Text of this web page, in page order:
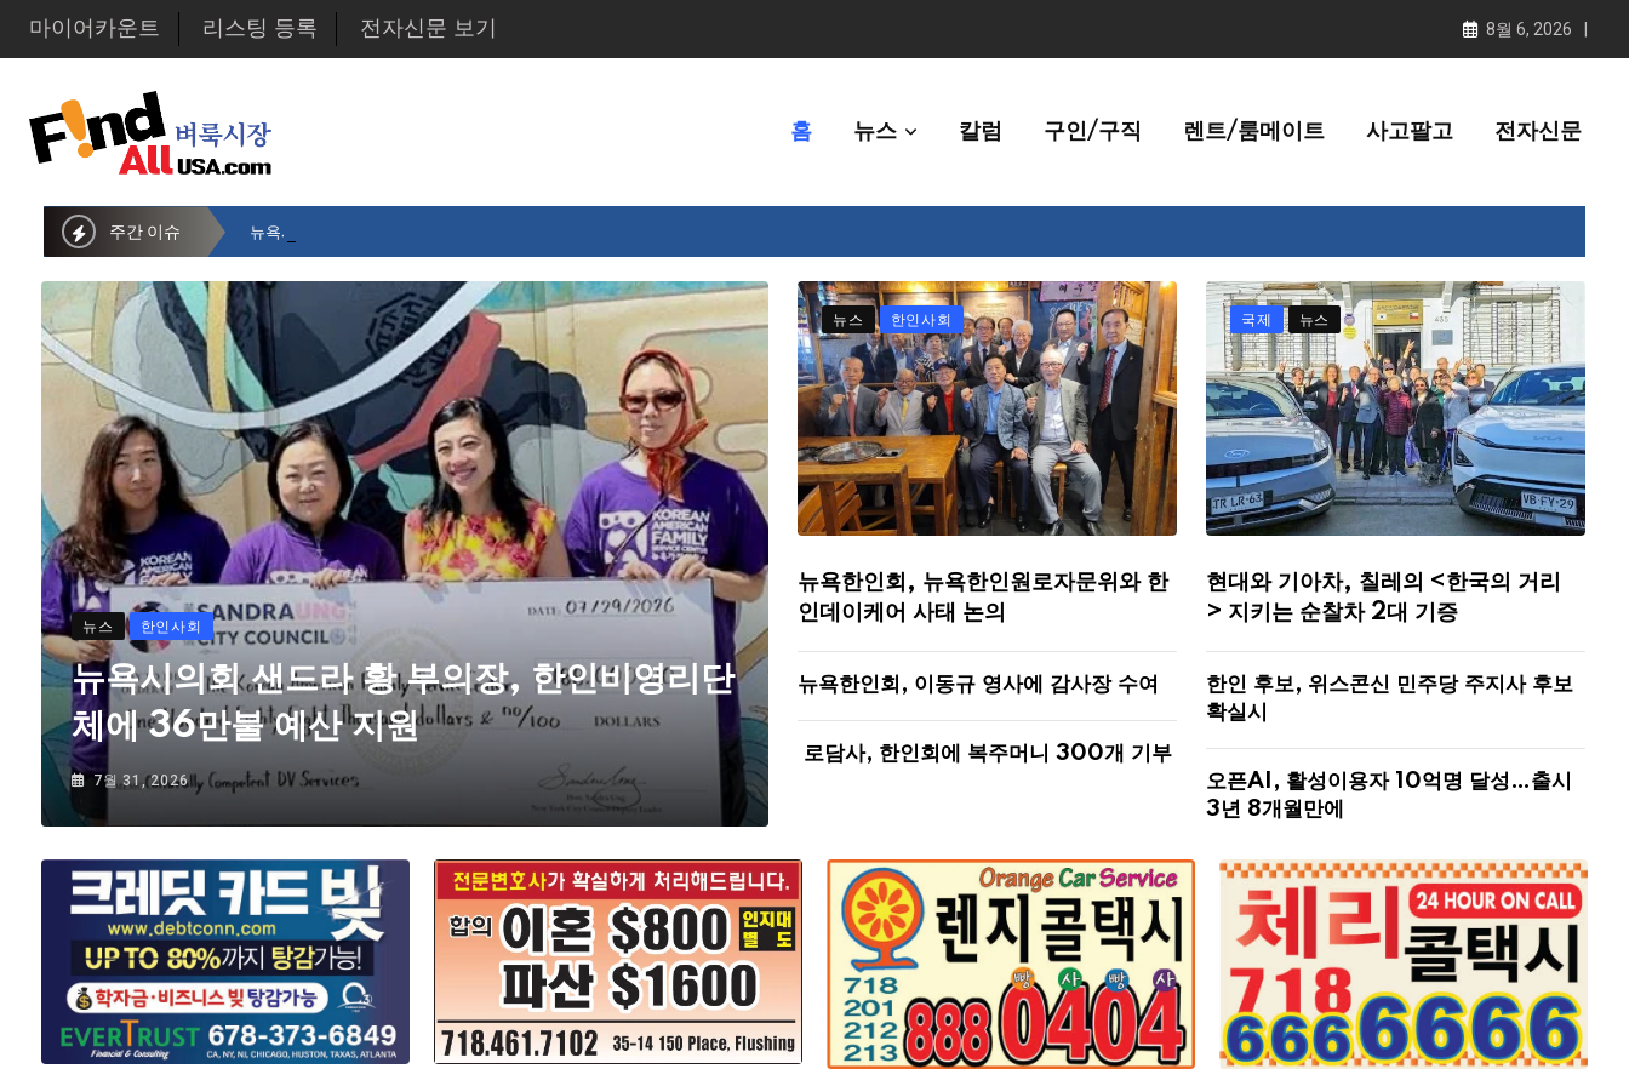
마이어카운트 리스팅 등록 전자신문 보기 8월 6, 2026
홈 뉴스 칼럼 구인/구직 렌트/룸메이트 사고팔고 전자신문
주간 이슈 뉴욕시의회 샌드라 황 부의장, 한인비영리단체에 36만불 예산 지원
뉴스 한인사회
뉴욕시의회 샌드라 황 부의장, 한인비영리단
체에 36만불 예산 지원
7월 31, 2026
뉴스 한인사회
뉴욕한인회, 뉴욕한인원로자문위와 한
인데이케어 사태 논의
뉴욕한인회, 이동규 영사에 감사장 수여
로담사, 한인회에 복주머니 300개 기부
국제 뉴스
현대와 기아차, 칠레의 <한국의 거리
> 지키는 순찰차 2대 기증
한인 후보, 위스콘신 민주당 주지사 후보
확실시
오픈AI, 활성이용자 10억명 달성…출시
3년 8개월만에